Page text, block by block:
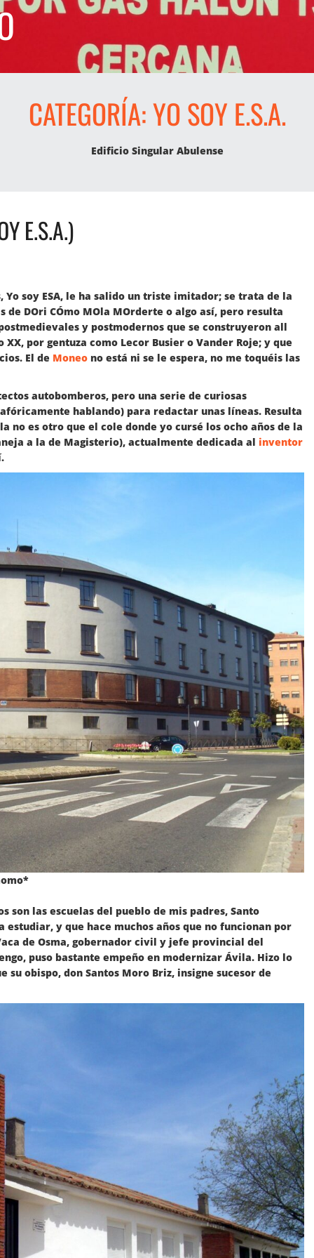
CATEGORÍA:YO SOY E.S.A.
Edificio Singular Abulense
E.S.A.)
Yo soy ESA, le ha salido un triste imitador; se trata de la
de DOri CÓmo MOla MOrderte o algo así, pero resulta
y postmodernos que se construyeron all
por gentuza como Lecor Busier o Vander Roje; y que
El de Moneo no está ni se le espera, no me toquéis las
autobomberos, pero una serie de curiosas
hablando) para redactar unas líneas. Resulta
no es otro que el cole donde yo cursé los ocho años de la
a la de Magisterio), actualmente dedicada al inventor
son las escuelas del pueblo de mis padres, Santo
estudiar, y que hace muchos años que no funcionan por
de Osma, gobernador civil y jefe provincial del
puso bastante empeño en modernizar Ávila. Hizo lo
su obispo, don Santos Moro Briz, insigne sucesor de